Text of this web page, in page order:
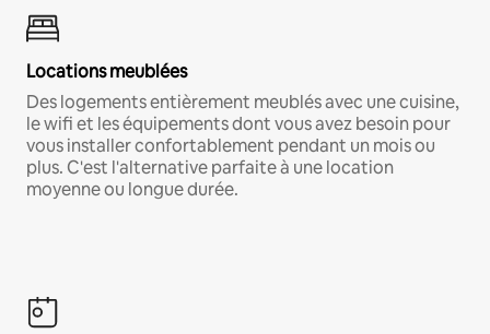
Locations meublées
Des logements entièrement meublés avec une cuisine,
le wifi et les équipements dont vous avez besoin pour
vous installer confortablement pendant un mois ou
plus. C'est l'alternative parfaite à une location
moyenne ou longue durée.